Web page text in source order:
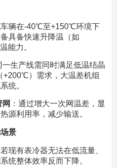
辆在-40℃至+150℃环境下
具备快速升降温（如
能力。
一生产线需同时满足低温结晶
+200℃）需求，大温差机组
统。
：通过增大一次网温差，显
源利用率，减少输送。
景
若现有表冷器无法在低流量、
统整体效率反而下降。